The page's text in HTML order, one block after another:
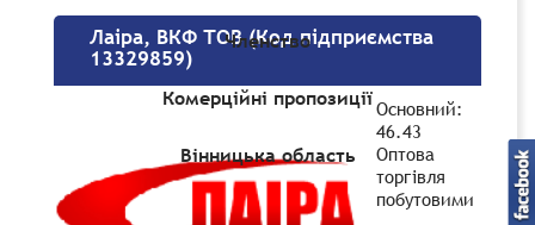
Членство
Комерційні пропозиції
Вінницька область
Лаіра, ВКФ ТОВ (Код підприємства
13329859)
Основний:
46.43
Оптова
торгівля
побутовими